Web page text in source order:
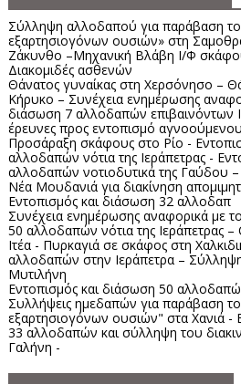
Σύλληψη αλλοδαπού για παράβαση
εξαρτησιογόνων ουσιών» στη
Ζάκυνθο –Μηχανική Βλάβη Ι/Φ
Διακομιδές ασθενών
Θάνατος γυναίκας στη Χερσόνησο –
Κήρυκο – Συνέχεια ενημέρωσης
διάσωση 7 αλλοδαπών επιβαινόντων
έρευνες προς εντοπισμό
Προσάραξη σκάφους στο Ρίο -
αλλοδαπών νότια της Ιεράπετρας -
αλλοδαπών νοτιοδυτικά της Γαύδου
Νέα Μουδανιά για διακίνηση
Εντοπισμός και διάσωση 32 αλλοδαπ
Συνέχεια ενημέρωσης αναφορικά με
50 αλλοδαπών νότια της Ιεράπετρας
Ιτέα - Πυρκαγιά σε σκάφος στη
αλλοδαπών στην Ιεράπετρα –
Μυτιλήνη
Εντοπισμός και διάσωση 50
Συλλήψεις ημεδαπών για παράβαση
εξαρτησιογόνων ουσιών" στα Χανιά -
33 αλλοδαπών και σύλληψη του
Γαλήνη -